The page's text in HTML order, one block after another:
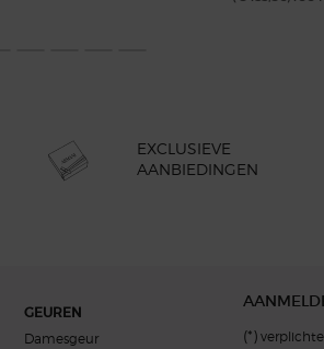
EXCLUSIEVE
AANBIEDINGEN
GEUREN
Damesgeur
(*)